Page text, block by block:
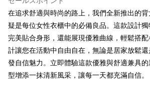
1. 本サービスは台湾大哥大によって提供され、台
加の申請なしで即時に利用可能です。
的に OP Pay Later の取引プロセスに移行し、携
いの回数や支払い期限を選択し、支払いを確認す
3. 実際の承認額、分割回数および費用については
を基準とします。
4. 注文成立後30分以内に確認取引を行わない場合
合、注文は自動的にキャンセルされます。「転専
説明
一、 AFTEE代金後払いについて
1.お支払い方法でAFTEE代金後払いを選択すると
ウが表示されます。
2.SMSで認証してお支払い手続を進めてください。
3.注文するときのお支払いは不要です。商品はご
4.ご注文が完了すると、携帯に支払い通知のSMS
ATM払い
配送方法
全家取貨付款
在追求舒適與時尚的路上，我們全新推出的
疑是每位女性衣櫃中的必備良品。這款設計
完美貼合身形，還能展現優雅曲線，輕鬆搭
計讓您在活動中自由自在，無論是居家放鬆
發自信魅力。立即體驗這款優雅與舒適兼具
型增添一抹清新風采，讓每一天都充滿自信。